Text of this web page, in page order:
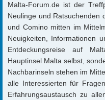
Malta-Forum.de ist der
Neulinge und Ratsuchenden
und Comino mitten im
Neuigkeiten, Informationen
Entdeckungsreise auf
Hauptinsel Malta selbst,
Nachbarinseln stehen im
alle Interessierten für
Erfahrungsaustausch zu